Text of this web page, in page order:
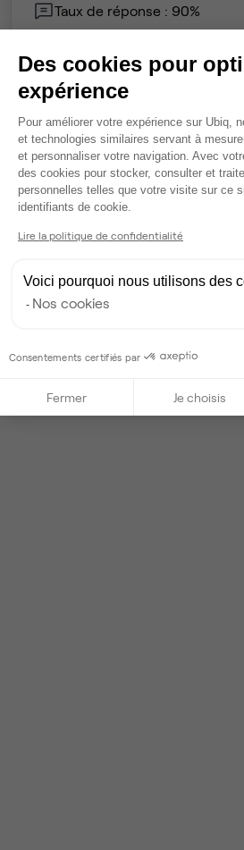
Taux de réponse : 90%
Des cookies pour
expérience
Plateforme de
Pour améliorer votre expérience sur Ubiq,
et technologies similaires servant à
et personnaliser votre navigation. Avec
des cookies pour stocker, consulter et
personnelles telles que votre visite sur ce
identifiants de cookie.
Lire la politique de confidentialité
Voici pourquoi nous utilisons des
Nos cookies
Consentements certifiés par
Fermer Je choisis